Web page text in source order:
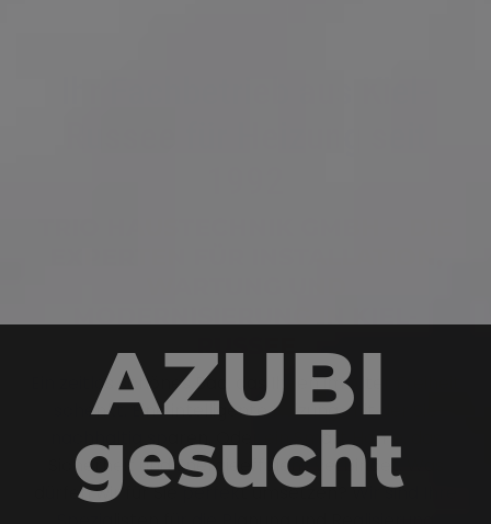
AZUBI
gesucht
MODERNISIERUNG IN KIEL-
RUSSEE
Ein zeitlos schönes Bad, das Ihnen im Alter Freiheit
schenkt. Eine intelligente Heizung, mit der Sie
nachhaltig sparen. Oder ein Smart Home, das
Sicherheit und Energieeffizienz verbindet. Was
dürfen wir für Sie perfekt umsetzen? Wir sind Ihre